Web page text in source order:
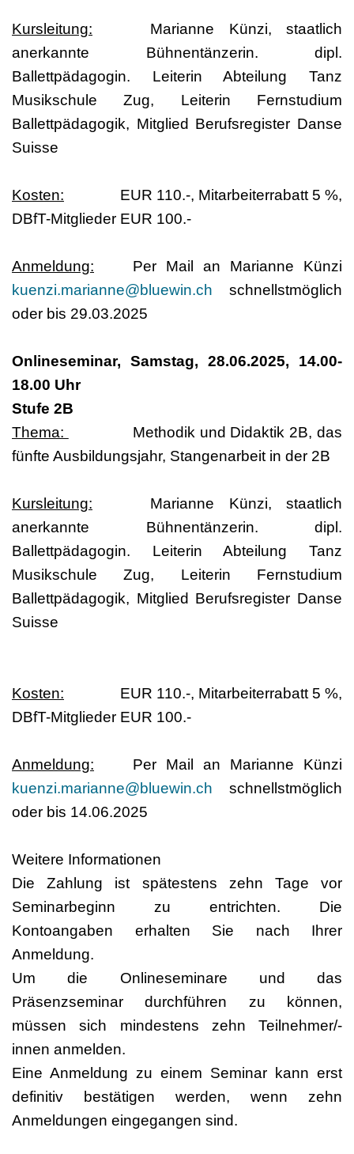
Kursleitung: Marianne Künzi, staatlich
anerkannte Bühnentänzerin. dipl.
Ballettpädagogin. Leiterin Abteilung Tanz
Musikschule Zug, Leiterin Fernstudium
Ballettpädagogik, Mitglied Berufsregister Danse
Suisse
Kosten: EUR 110.-, Mitarbeiterrabatt 5 %,
DBfT-Mitglieder EUR 100.-
Anmeldung: Per Mail an Marianne Künzi
kuenzi.marianne@bluewin.ch schnellstmöglich
oder bis 29.03.2025
Onlineseminar, Samstag, 28.06.2025, 14.00-
18.00 Uhr
Stufe 2B
Thema:
Methodik und Didaktik 2B, das
fünfte Ausbildungsjahr, Stangenarbeit in der 2B
Kursleitung: Marianne Künzi, staatlich
anerkannte Bühnentänzerin. dipl.
Ballettpädagogin. Leiterin Abteilung Tanz
Musikschule Zug, Leiterin Fernstudium
Ballettpädagogik, Mitglied Berufsregister Danse
Suisse
Kosten: EUR 110.-, Mitarbeiterrabatt 5 %,
DBfT-Mitglieder EUR 100.-
Anmeldung: Per Mail an Marianne Künzi
kuenzi.marianne@bluewin.ch schnellstmöglich
oder bis 14.06.2025
Weitere Informationen
Die Zahlung ist spätestens zehn Tage vor
Seminarbeginn zu entrichten. Die
Kontoangaben erhalten Sie nach Ihrer
Anmeldung.
Um die Onlineseminare und das
Präsenzseminar durchführen zu können,
müssen sich mindestens zehn Teilnehmer/-
innen anmelden.
Eine Anmeldung zu einem Seminar kann erst
definitiv bestätigen werden, wenn zehn
Anmeldungen eingegangen sind.